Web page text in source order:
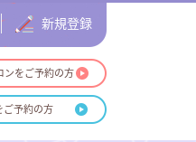
新規登録
ンをご予約の方
ご予約の方